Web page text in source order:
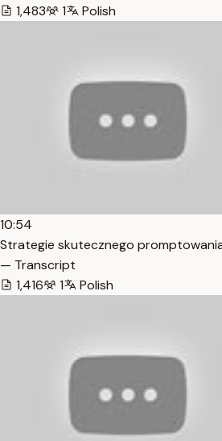
1,483
1 Polish
10:54
Strategie skutecznego
— Transcript
1,416
1 Polish